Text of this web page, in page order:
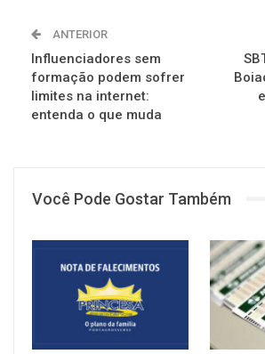
ANTERIOR
Influenciadores sem
formação podem sofrer
limites na internet:
entenda o que muda
Você Pode Gostar Também
NOTÍCIAS